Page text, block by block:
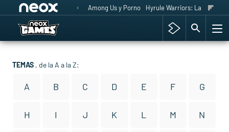
Among Us y Porno Hyrule Warriors: La Era del
TEMAS , de la A a la Z:
A B C D E F G
H I J K L M N